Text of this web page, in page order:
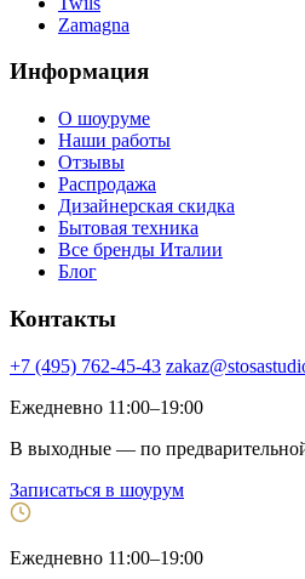
Zamagna
Информация
О шоуруме
Наши работы
Отзывы
Распродажа
Дизайнерская скидка
Бытовая техника
Все бренды Италии
Блог
Контакты
+7 (495) 762-45-43
Ежедневно 11:00–19:00
В выходные — по
Записаться в шоурум
Ежедневно 11:00–19:00